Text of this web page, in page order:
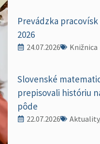
Prevádzka
2026
24.07.2026 Knižnica
Slovenské
prepisovali históriu
pôde
22.07.2026